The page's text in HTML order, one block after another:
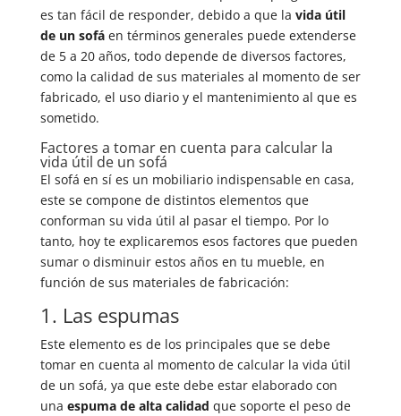
es tan fácil de responder, debido a que la vida útil
de un sofá en términos generales puede extenderse
de 5 a 20 años, todo depende de diversos factores,
como la calidad de sus materiales al momento de ser
fabricado, el uso diario y el mantenimiento al que es
sometido.
Factores a tomar en cuenta para calcular la
vida útil de un sofá
El sofá en sí es un mobiliario indispensable en casa,
este se compone de distintos elementos que
conforman su vida útil al pasar el tiempo. Por lo
tanto, hoy te explicaremos esos factores que pueden
sumar o disminuir estos años en tu mueble, en
función de sus materiales de fabricación:
1. Las espumas
Este elemento es de los principales que se debe
tomar en cuenta al momento de calcular la vida útil
de un sofá, ya que este debe estar elaborado con
una espuma de alta calidad que soporte el peso de